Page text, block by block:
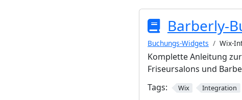
Barberly-
Buchungs-Widgets Wix-
Komplette Anleitung
Friseursalons und
Tags:
Wix Integration